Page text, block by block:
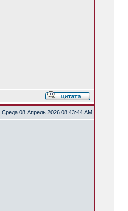
Среда 08 Апрель 2026 08:43:44 AM